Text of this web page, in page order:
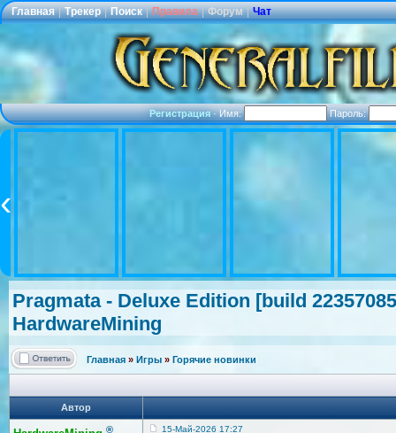
Главная | Трекер | Поиск | Правила | Форум | Чат
Регистрация·Имя: Пароль:
Pragmata - Deluxe Edition [build
HardwareMining
Главная » Игры » Горячие новинки
Автор
® 15-Май-2026 17:27